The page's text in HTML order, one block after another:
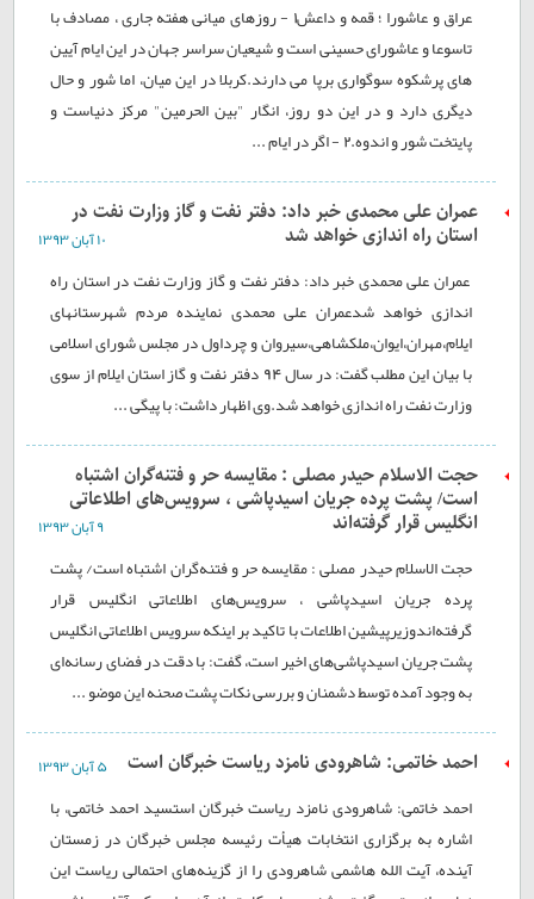
عراق و عاشورا ؛ قمه و داعش1 - روزهای میانی هفته جاری ، مصادف با
تاسوعا و عاشورای حسینی است و شیعیان سراسر جهان در این ایام آیین
های پرشکوه سوگواری برپا می دارند.کربلا در این میان، اما شور و حال
دیگری دارد و در این دو روز، انگار "بین الحرمین" مرکز دنیاست و
پایتخت شور و اندوه.2 - اگر در ایام ...
عمران علی محمدی خبر داد: دفتر نفت و گاز وزارت نفت در
استان راه اندازی خواهد شد ۱۰ آبان ۱۳۹۳
عمران علی محمدی خبر داد: دفتر نفت و گاز وزارت نفت در استان راه
اندازی خواهد شدعمران علی محمدی نماینده مردم شهرستانهای
ایلام،مهران،ایوان،ملکشاهی،سیروان و چرداول در مجلس شورای اسلامی
با بیان این مطلب گفت: در سال 94 دفتر نفت و گاز استان ایلام از سوی
وزارت نفت راه اندازی خواهد شد.وی اظهار داشت: با پیگی ...
حجت الاسلام حیدر مصلی : مقایسه حر و فتنه‌گران اشتباه
است/ پشت پرده جریان اسیدپاشی ، سرویس‌های اطلاعاتی
انگلیس قرار گرفته‌اند ۹ آبان ۱۳۹۳
حجت الاسلام حیدر مصلی : مقایسه حر و فتنه‌گران اشتباه است/ پشت
پرده جریان اسیدپاشی ، سرویس‌های اطلاعاتی انگلیس قرار
گرفته‌اندوزیرپیشین اطلاعات با تاکید بر اینکه سرویس اطلاعاتی انگلیس
پشت جریان اسیدپاشی‌های اخیر است، گفت: با دقت در فضای رسانه‌ای
به وجود آمده توسط دشمنان و بررسی نکات پشت صحنه این موضو ...
احمد خاتمی: شاهرودی نامزد ریاست خبرگان است ۵ آبان ۱۳۹۳
احمد خاتمی: شاهرودی نامزد ریاست خبرگان استسید احمد خاتمی، با
اشاره به برگزاری انتخابات هیأت رئیسه مجلس خبرگان در زمستان
آینده، آیت الله هاشمی شاهرودی را از گزینه‌های احتمالی ریاست این